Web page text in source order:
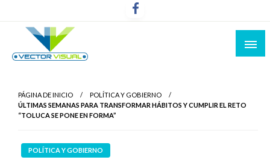
PÁGINA DE INICIO
POLÍTICA Y GOBIERNO
ÚLTIMAS SEMANAS PARA TRANSFORMAR HÁBITOS Y CUMPLIR EL RETO
“TOLUCA SE PONE EN FORMA”
POLÍTICA Y GOBIERNO